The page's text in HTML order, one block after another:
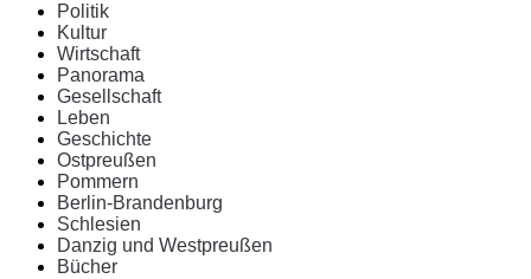
Politik
Kultur
Wirtschaft
Panorama
Gesellschaft
Leben
Geschichte
Ostpreußen
Pommern
Berlin-Brandenburg
Schlesien
Danzig und Westpreußen
Bücher